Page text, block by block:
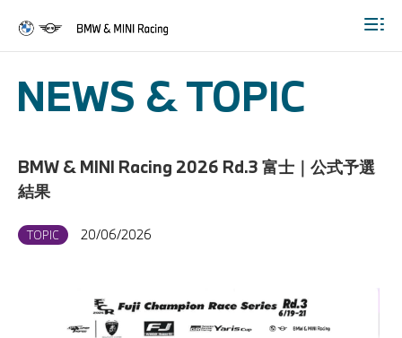
NEWS & TOPIC
BMW & MINI Racing 2026 Rd.3 富士｜公式予選
結果
TOPIC 20/06/2026